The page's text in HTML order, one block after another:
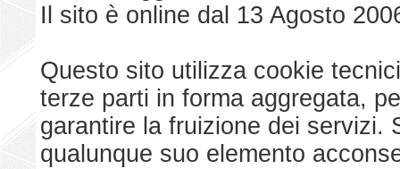
Il sito è online dal 13 Agosto
Questo sito utilizza cookie
terze parti in forma aggregata,
garantire la fruizione dei servizi.
qualunque suo elemento